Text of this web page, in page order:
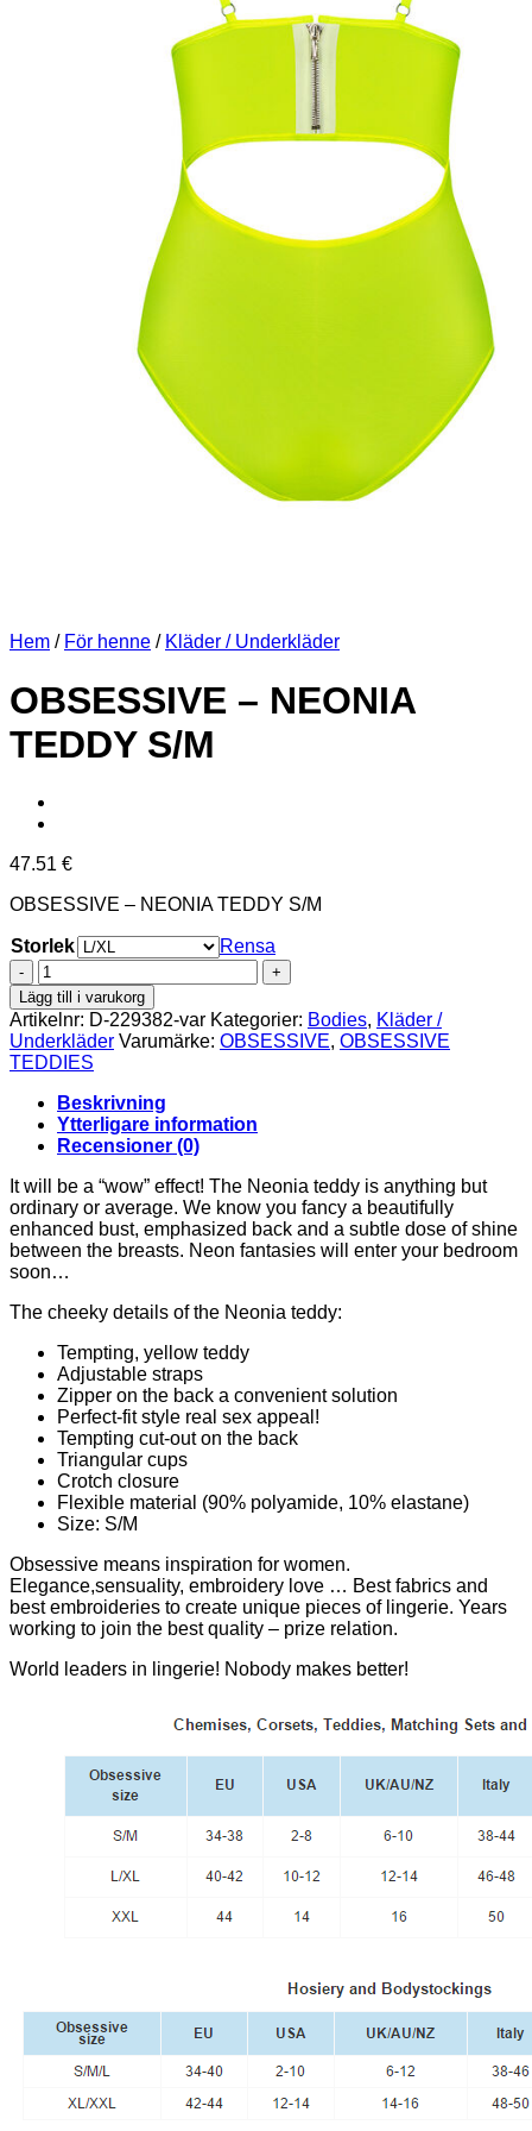
Hem / För henne / Kläder / Underkläder
OBSESSIVE – NEONIA
TEDDY S/M
47.51 €
OBSESSIVE – NEONIA TEDDY S/M
Storlek
Rensa
OBSESSIVE
-
NEONIA
TEDDY
S/M
mängd
Lägg till i varukorg
Artikelnr: D-229382-var Kategorier: Bodies, Kläder /
Underkläder Varumärke: OBSESSIVE, OBSESSIVE
TEDDIES
Beskrivning
Ytterligare information
Recensioner (0)
It will be a “wow” effect! The Neonia teddy is anything but
ordinary or average. We know you fancy a beautifully
enhanced bust, emphasized back and a subtle dose of shine
between the breasts. Neon fantasies will enter your bedroom
soon…
The cheeky details of the Neonia teddy:
Tempting, yellow teddy
Adjustable straps
Zipper on the back a convenient solution
Perfect-fit style real sex appeal!
Tempting cut-out on the back
Triangular cups
Crotch closure
Flexible material (90% polyamide, 10% elastane)
Size: S/M
Obsessive means inspiration for women.
Elegance,sensuality, embroidery love … Best fabrics and
best embroideries to create unique pieces of lingerie. Years
working to join the best quality – prize relation.
World leaders in lingerie! Nobody makes better!